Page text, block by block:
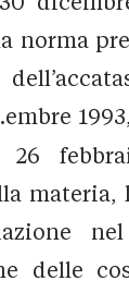
norma
26
materia,
delle